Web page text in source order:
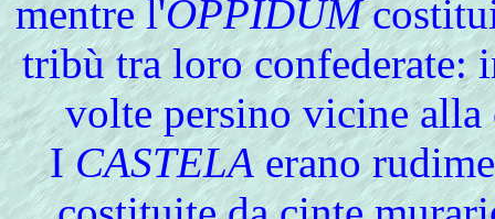
mentre l'OPPIDUM
tribù tra loro confederate:
volte persino vicine alla
ICASTELAerano